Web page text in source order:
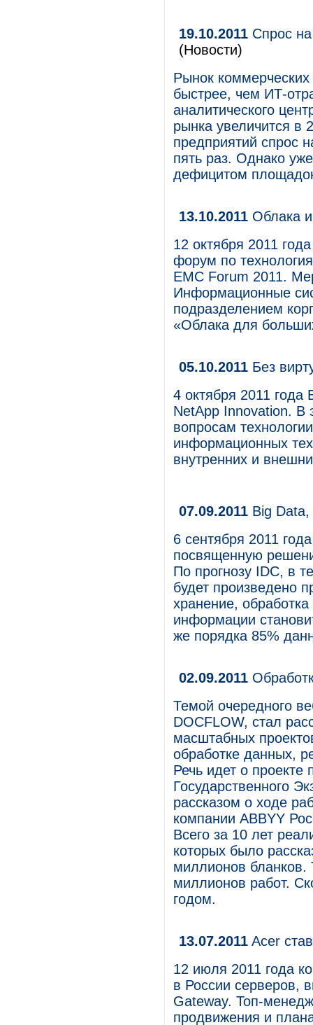
19.10.2011 Спрос
(Новости)
Рынок
быстрее, чем ИТ-
аналитического
рынка увеличится в
предприятий спрос
пять раз. Однако
дефицитом
13.10.2011 Облака
12 октября 2011
форум по
EMC Forum 2011.
Информационные
подразделением
«Облака для
05.10.2011 Без
4 октября 2011
NetApp Innovation. В
вопросам
информационных
внутренних и
07.09.2011 Big
6 сентября 2011
посвященную
По прогнозу IDC, в
будет произведено
хранение,
информации
же порядка 85%
02.09.2011
Темой очередного
DOCFLOW, стал
масштабных
обработке данных,
Речь идет о проекте
Государственного
рассказом о ходе
компании ABBYY
Всего за 10 лет
которых было
миллионов бланков.
миллионов работ.
годом.
13.07.2011 Acer
12 июля 2011 года
в России серверов,
Gateway. Топ-
продвижения и